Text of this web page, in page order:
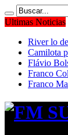
Ultimas Noticias
River lo
Camilota
Flávio
Franco
Franco